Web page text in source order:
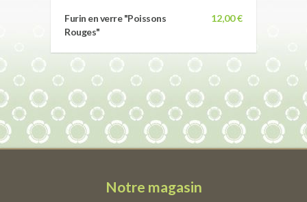
12,00 €
Furin en verre "Poissons
Rouges"
Notre magasin